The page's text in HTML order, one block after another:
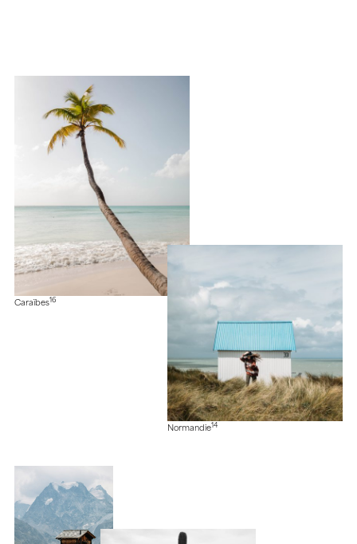
Caraïbes16
Normandie14